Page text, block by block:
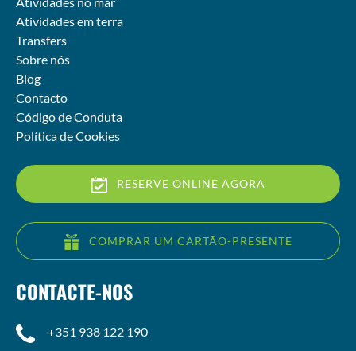
Atividades em terra
Transfers
Sobre nós
Blog
Contacto
Código de Conduta
Política de Cookies
RESERVE ONLINE AGORA
COMPRAR UM CARTÃO-PRESENTE
CONTACTE-NOS
+351 938 122 190